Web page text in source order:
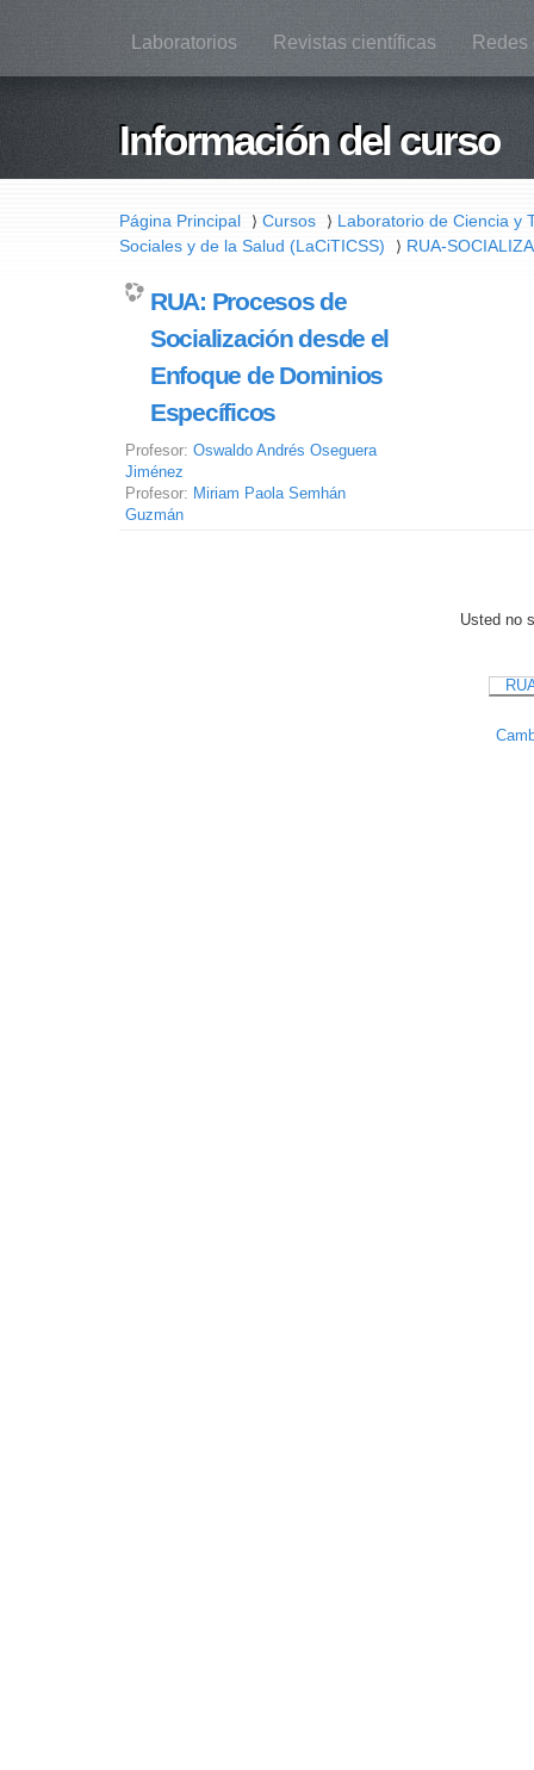
Laboratorios Revistas científicas
Información del curso
Página Principal ⟩ Cursos ⟩ Laboratorio de Ciencia y
Sociales y de la Salud (LaCiTICSS)
⟩ RUA-
RUA: Procesos de
Socialización desde el
Enfoque de Dominios
Específicos
Profesor:Oswaldo Andrés Oseguera
Jiménez
Profesor: Miriam Paola Semhán
Guzmán
Usted no